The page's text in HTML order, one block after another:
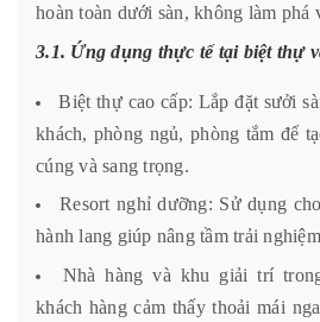
hoàn toàn dưới sàn, không làm phá
3.1. Ứng dụng thực tế tại biệt thự
Biệt thự cao cấp: Lắp đặt sưởi
khách, phòng ngủ, phòng tắm để
cúng và sang trọng.
Resort nghỉ dưỡng: Sử dụng
hành lang giúp nâng tầm trải
Nhà hàng và khu giải trí
khách hàng cảm thấy thoải mái